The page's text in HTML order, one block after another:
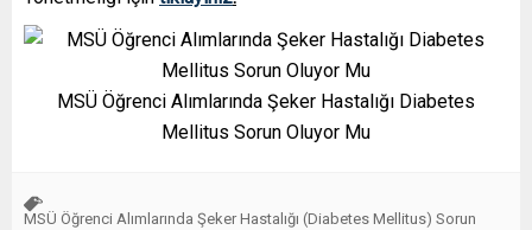
MSÜ Öğrenci Alımlarında Şeker Hastalığı Diabetes
Mellitus Sorun Oluyor Mu
MSÜ Öğrenci Alımlarında Şeker Hastalığı (Diabetes Mellitus) Sorun